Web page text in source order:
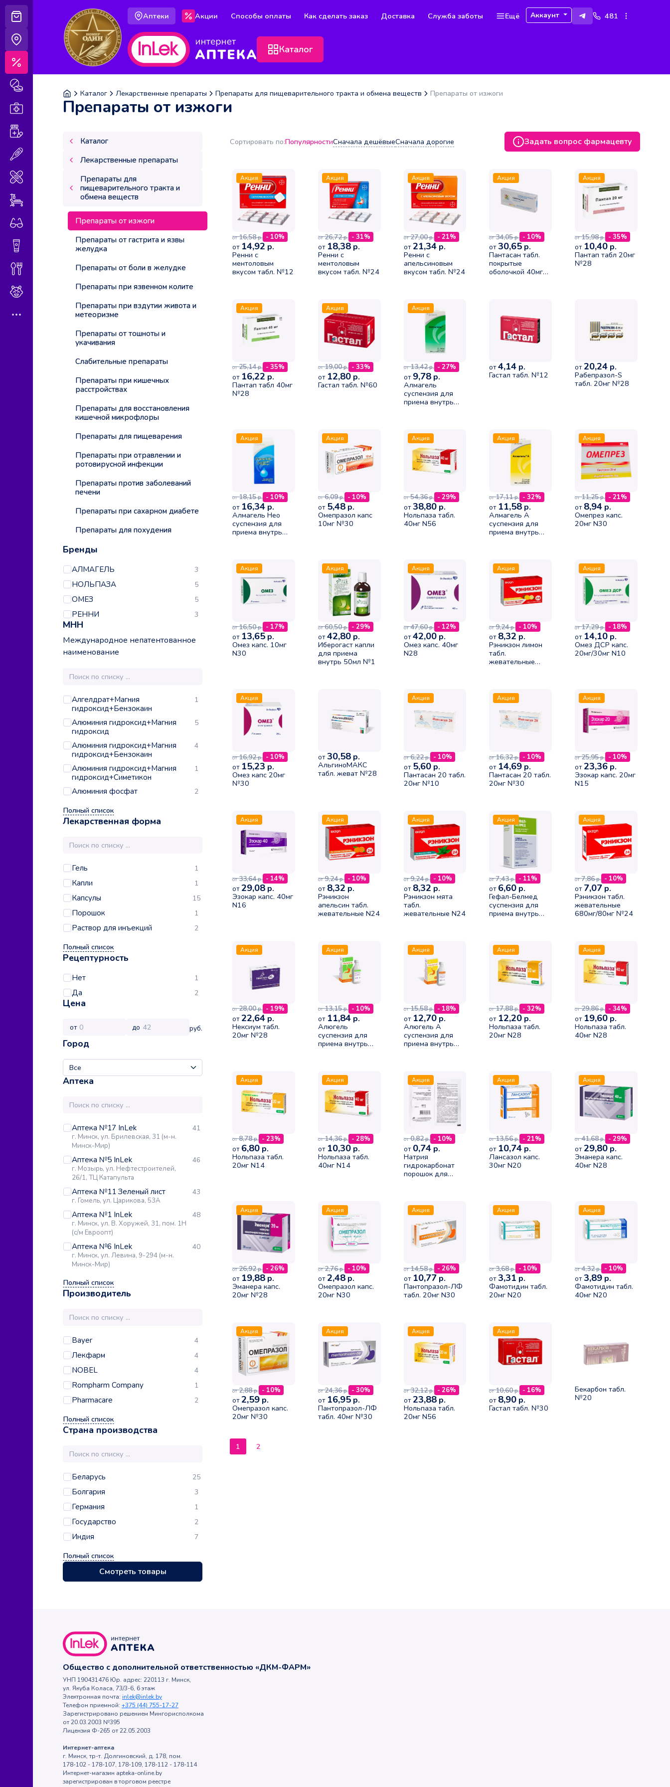
Медицинские изделия
Уход за больными
Гигиена и косметика
Диетическое питание
Аптеки Акции Способы оплаты Как сделать заказ Доставка Служба заботы Ещё Аккаунт 481
Каталог
Каталог Лекарственные препараты Препараты для пищеварительного тракта и обмена веществ Препараты от изжоги
Препараты от изжоги
Каталог
Лекарственные препараты
Препараты для
пищеварительного тракта и
обмена веществ
Препараты от изжоги
Препараты от гастрита и язвы
желудка
Препараты от боли в желудке
Препараты при язвенном колите
Препараты при вздутии живота и
метеоризме
Препараты от тошноты и
укачивания
Слабительные препараты
Препараты при кишечных
расстройствах
Препараты для восстановления
кишечной микрофлоры
Препараты для пищеварения
Препараты при отравлении и
ротовирусной инфекции
Препараты против заболеваний
печени
Препараты при сахарном диабете
Препараты для похудения
Бренды
АЛМАГЕЛЬ 3
НОЛЬПАЗА 5
ОМЕЗ 5
РЕННИ 3
МНН
Международное непатентованное
наименование
Алгелдрат+Магния
гидроксид+Бензокаин
1
Алюминия гидроксид+Магния
гидроксид
5
Алюминия гидроксид+Магния
гидроксид+Бензокаин
4
Алюминия гидроксид+Магния
гидроксид+Симетикон
1
Алюминия фосфат 2
Полный список
Лекарственная форма
Гель 1
Капли 1
Капсулы 15
Порошок 1
Раствор для инъекций 2
Полный список
Рецептурность
Нет 1
Да 2
Цена
от до руб.
Город
Аптека
Аптека №17 InLek
г. Минск, ул. Брилевская, 31 (м-н.
Минск-Мир)
41
Аптека №5 InLek
г. Мозырь, ул. Нефтестроителей,
26/1, ТЦ Катапульта
46
Аптека №11 Зеленый лист
г. Гомель, ул. Царикова, 53А
43
Аптека №1 InLek
г. Минск, ул. В. Хоружей, 31, пом. 1Н
(с/м Евроопт)
48
Аптека №6 InLek
г. Минск, ул. Левина, 9-294 (м-н.
Минск-Мир)
40
Полный список
Производитель
Bayer 4
Лекфарм 4
NOBEL 4
Rompharm Company 1
Pharmacare 2
Полный список
Страна производства
Беларусь 25
Болгария 3
Германия 1
Государство 2
Индия 7
Полный список
Смотреть товары
Сортировать по:ПопулярностиСначала дешёвыеСначала дорогие Задать вопрос фармацевту
Акция
от 16,58р. - 10%
от 14,92 р.
Ренни с
ментоловым
вкусом табл. №12
Акция
от 26,72р. - 31%
от 18,38р.
Ренни с
ментоловым
вкусом табл. №24
Акция
от 27,00р. - 21%
от 21,34р.
Ренни с
апельсиновым
вкусом табл. №24
Акция
от 34,05р. - 10%
от 30,65 р.
Пантасан табл.
покрытые
оболочкой 40мг
Акция
от 15,98р. - 35%
от 10,40 р.
Пантап табл 20мг
№28
Акция
от 25,14р. - 35%
от 16,22 р.
Пантап табл 40мг
№28
Акция
от 19,00р. - 33%
от 12,80р.
Гастал табл. №60
Акция
от 13,42р. - 27%
от 9,78р.
Алмагель
суспензия для
приема внутрь
от 4,14 р.
Гастал табл. №12
от 20,24 р.
Рабепразол-S
табл. 20мг №28
Акция
от 18,15р. - 10%
от 16,34 р.
Алмагель Нео
суспензия для
приема внутрь
Акция
от 6,09р. - 10%
от 5,48р.
Омепразол капс
10мг №30
Акция
от 54,36р. - 29%
от 38,80р.
Нольпаза табл.
40мг N56
Акция
от 17,11р. - 32%
от 11,58 р.
Алмагель А
суспензия для
приема внутрь
Акция
от 11,25р. - 21%
от 8,94 р.
Омепрез капс.
20мг N30
Акция
от 16,50р. - 17%
от 13,65 р.
Омез капс. 10мг
N30
Акция
от 60,50р. - 29%
от 42,80р.
Иберогаст капли
для приема
внутрь 50мл №1
Акция
от 47,60р. - 12%
от 42,00р.
Омез капс. 40мг
N28
Акция
от 9,24р. - 10%
от 8,32 р.
Рэникзон лимон
табл.
жевательные
Акция
от 17,29р. - 18%
от 14,10 р.
Омез ДСР капс.
20мг/30мг N10
Акция
от 16,92р. - 10%
от 15,23 р.
Омез капс 20мг
№30
от 30,58р.
АльгиноМАКС
табл. жеват №28
Акция
от 6,22р. - 10%
от 5,60р.
Пантасан 20 табл.
20мг №10
Акция
от 16,32р. - 10%
от 14,69 р.
Пантасан 20 табл.
20мг №30
Акция
от 25,95р. - 10%
от 23,36 р.
Эзокар капс. 20мг
N15
Акция
от 33,64р. - 14%
от 29,08 р.
Эзокар капс. 40мг
N16
Акция
от 9,24р. - 10%
от 8,32 р.
Рэникзон
апельсин табл.
жевательные N24
Акция
от 9,24р. - 10%
от 8,32 р.
Рэникзон мята
табл.
жевательные N24
Акция
от 7,43р. - 11%
от 6,60 р.
Гефал-Белмед
суспензия для
приема внутрь
Акция
от 7,86р. - 10%
от 7,07 р.
Рэникзон табл.
жевательные
680мг/80мг №24
Акция
от 28,00р. - 19%
от 22,64 р.
Нексиум табл.
20мг №28
Акция
от 13,15р. - 10%
от 11,84р.
Алюгель
суспензия для
приема внутрь
Акция
от 15,58р. - 18%
от 12,70р.
Алюгель А
суспензия для
приема внутрь
Акция
от 17,88р. - 32%
от 12,20 р.
Нольпаза табл.
20мг N28
Акция
от 29,86р. - 34%
от 19,60 р.
Нольпаза табл.
40мг N28
Акция
от 8,78р. - 23%
от 6,80 р.
Нольпаза табл.
20мг N14
Акция
от 14,36р. - 28%
от 10,30р.
Нольпаза табл.
40мг N14
Акция
от 0,82р. - 10%
от 0,74р.
Натрия
гидрокарбонат
порошок для
Акция
от 13,56р. - 21%
от 10,74 р.
Лансазол капс.
30мг N20
Акция
от 41,68р. - 29%
от 29,80 р.
Эманера капс.
40мг N28
Акция
от 26,92р. - 26%
от 19,88 р.
Эманера капс.
20мг №28
Акция
от 2,76р. - 10%
от 2,48р.
Омепразол капс.
20мг N30
Акция
от 14,58р. - 26%
от 10,77р.
Пантопразол-ЛФ
табл. 20мг N30
Акция
от 3,68р. - 10%
от 3,31 р.
Фамотидин табл.
20мг N20
Акция
от 4,32р. - 10%
от 3,89 р.
Фамотидин табл.
40мг N20
Акция
от 2,88р. - 10%
от 2,59 р.
Омепразол капс.
20мг №30
Акция
от 24,36р. - 30%
от 16,95р.
Пантопразол-ЛФ
табл. 40мг №30
Акция
от 32,12р. - 26%
от 23,88р.
Нольпаза табл.
20мг N56
Акция
от 10,60р. - 16%
от 8,90 р.
Гастал табл. №30
Бекарбон табл.
№20
1 2
Общество с дополнительной ответственностью «ДКМ-ФАРМ»
УНП 190431476 Юр. адрес: 220113 г. Минск,
ул. Якуба Коласа, 73/3-6, 6 этаж
Электронная почта: inlek@inlek.by
Телефон приемной: +375 (44) 755-17-27
Зарегистрировано решением Мингорисполкома
от 20.03.2003 №395
Лицензия Ф-265 от 22.05.2003
Интернет-аптека
г. Минск, тр-т. Долгиновский, д. 178, пом.
178-102 - 178-107, 178-109, 178-112 - 178-114
Интернет-магазин apteka-online.by
зарегистрирован в торговом реестре